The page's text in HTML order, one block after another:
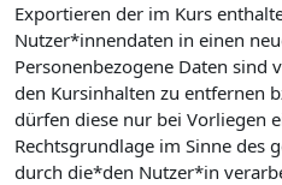
Exportieren der im Kurs
Nutzer*innendaten in einen
Personenbezogene Daten sind
den Kursinhalten zu entfernen
dürfen diese nur bei Vorliegen
Rechtsgrundlage im Sinne des
durch die*den Nutzer*in